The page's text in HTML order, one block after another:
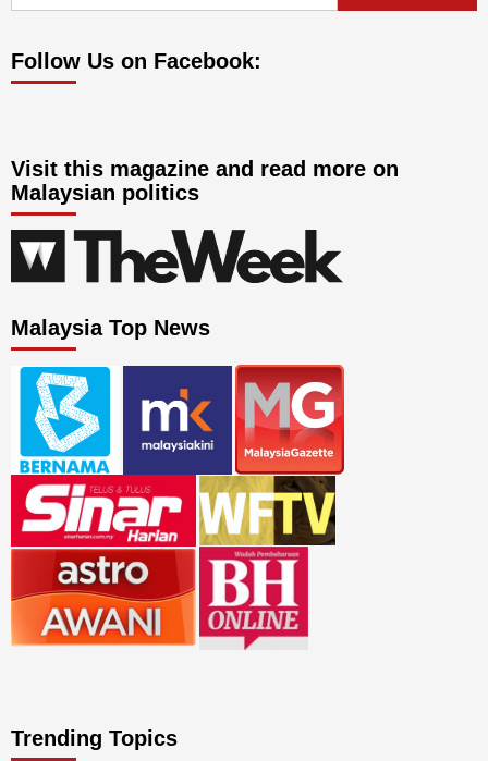
Follow Us on Facebook:
Visit this magazine and read more on
Malaysian politics
Malaysia Top News
Trending Topics